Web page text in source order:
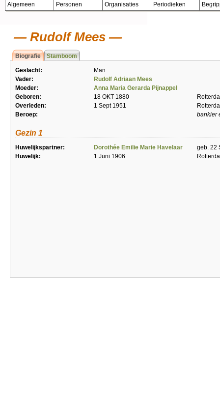
Algemeen Personen Organisaties Periodieken
Rudolf Mees
Biografie Stamboom
Geslacht:
Man
Vader:
Rudolf Adriaan Mees
Moeder:
Anna Maria Gerarda Pijnappel
Geboren:
18 OKT 1880
Overleden:
1 Sept 1951
Beroep:
bankier
Gezin 1
Huwelijkspartner: Dorothée Emilie Marie Havelaar
geb. 22
Huwelijk:
1 Juni 1906